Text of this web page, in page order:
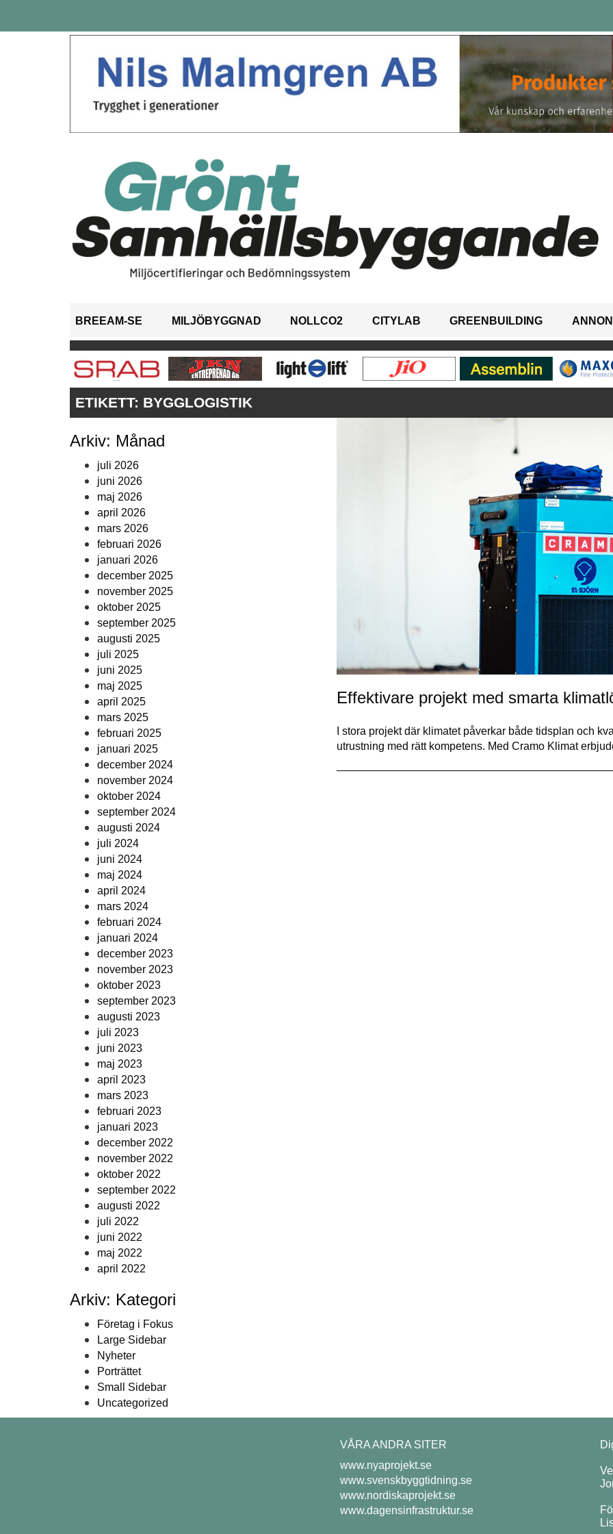
BREEAM-SE MILJÖBYGGNAD NOLLCO2 CITYLAB GREENBUILDING
ETIKETT: BYGGLOGISTIK
Arkiv: Månad
juli 2026
juni 2026
maj 2026
april 2026
mars 2026
februari 2026
januari 2026
december 2025
november 2025
oktober 2025
september 2025
augusti 2025
juli 2025
juni 2025
maj 2025
april 2025
mars 2025
februari 2025
januari 2025
december 2024
november 2024
oktober 2024
september 2024
augusti 2024
juli 2024
juni 2024
maj 2024
april 2024
mars 2024
februari 2024
januari 2024
december 2023
november 2023
oktober 2023
september 2023
augusti 2023
juli 2023
juni 2023
maj 2023
april 2023
mars 2023
februari 2023
januari 2023
december 2022
november 2022
oktober 2022
september 2022
augusti 2022
juli 2022
juni 2022
maj 2022
april 2022
Arkiv: Kategori
Företag i Fokus
Large Sidebar
Nyheter
Porträttet
Small Sidebar
Uncategorized
Effektivare projekt med smarta
I stora projekt där klimatet påverkar både tidsplan och
utrustning med rätt kompetens. Med Cramo Klimat
VÅRA ANDRA SITER
www.nyaprojekt.se
www.svenskbyggtidning.se
www.nordiskaprojekt.se
www.dagensinfrastruktur.se